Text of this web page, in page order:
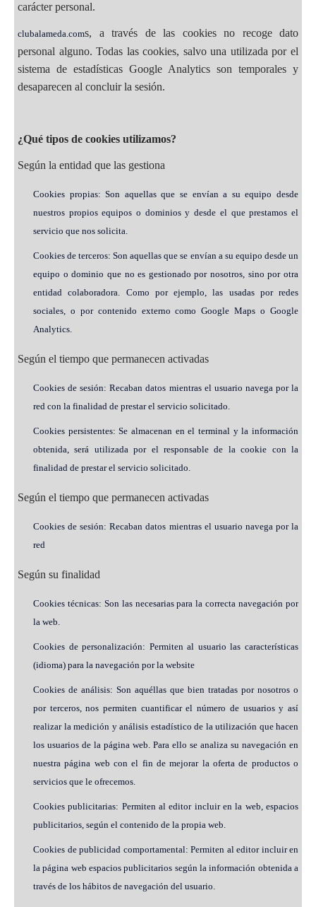
carácter personal.
clubalameda.coms, a través de las cookies no recoge dato
personal alguno. Todas las cookies, salvo una utilizada por el
sistema de estadísticas Google Analytics son temporales y
desaparecen al concluir la sesión.
¿Qué tipos de cookies utilizamos?
Según la entidad que las gestiona
Cookies propias: Son aquellas que se envían a su equipo desde
nuestros propios equipos o dominios y desde el que prestamos el
servicio que nos solicita.
Cookies de terceros: Son aquellas que se envían a su equipo desde un
equipo o dominio que no es gestionado por nosotros, sino por otra
entidad colaboradora. Como por ejemplo, las usadas por redes
sociales, o por contenido externo como Google Maps o Google
Analytics.
Según el tiempo que permanecen activadas
Cookies de sesión: Recaban datos mientras el usuario navega por la
red con la finalidad de prestar el servicio solicitado.
Cookies persistentes: Se almacenan en el terminal y la información
obtenida, será utilizada por el responsable de la cookie con la
finalidad de prestar el servicio solicitado.
Según el tiempo que permanecen activadas
Cookies de sesión: Recaban datos mientras el usuario navega por la
red
Según su finalidad
Cookies técnicas: Son las necesarias para la correcta navegación por
la web.
Cookies de personalización: Permiten al usuario las características
(idioma) para la navegación por la website
Cookies de análisis: Son aquéllas que bien tratadas por nosotros o
por terceros, nos permiten cuantificar el número de usuarios y así
realizar la medición y análisis estadístico de la utilización que hacen
los usuarios de la página web. Para ello se analiza su navegación en
nuestra página web con el fin de mejorar la oferta de productos o
servicios que le ofrecemos.
Cookies publicitarias: Permiten al editor incluir en la web, espacios
publicitarios, según el contenido de la propia web.
Cookies de publicidad comportamental: Permiten al editor incluir en
la página web espacios publicitarios según la información obtenida a
través de los hábitos de navegación del usuario.